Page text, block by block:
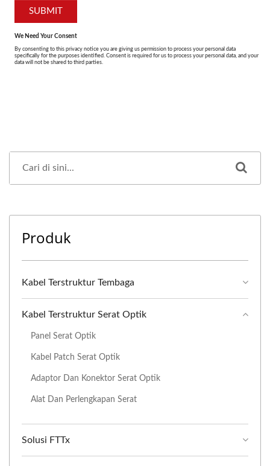
Produk
Kabel Terstruktur Tembaga
Kabel Terstruktur Serat Optik
Panel Serat Optik
Kabel Patch Serat Optik
Adaptor Dan Konektor Serat Optik
Alat Dan Perlengkapan Serat
Solusi FTTx